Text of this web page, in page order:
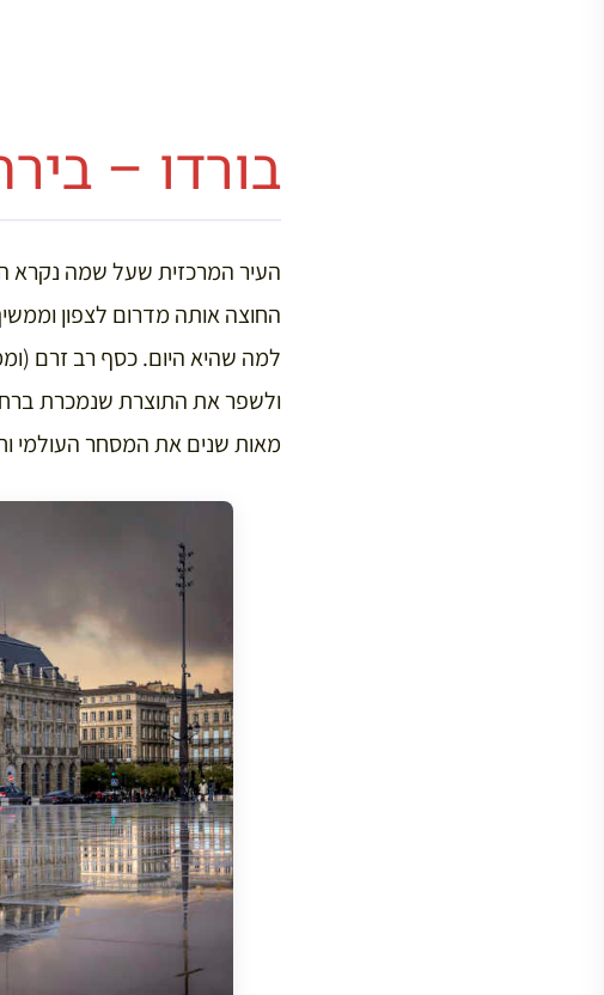
בורדו –
העיר המרכזית שעל שמה נקרא
החוצה אותה מדרום לצפון
למה שהיא היום. כסף רב זרם
ולשפר את התוצרת שנמכרת
מאות שנים את המסחר העולמי